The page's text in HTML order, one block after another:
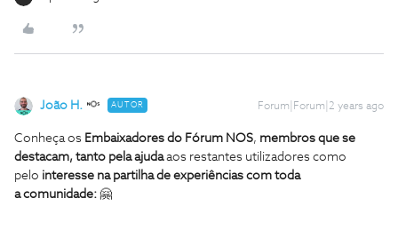
João H. AUTOR Forum|Forum|2 years ago
Conheça os Embaixadores do Fórum NOS, membros que se
destacam, tanto pela ajudaaos restantes utilizadores como
pelo interesse na partilha de experiências com toda
a comunidade: 🤗